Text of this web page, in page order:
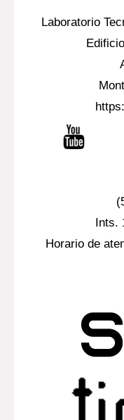
Laboratorio
Ints.
Horario de